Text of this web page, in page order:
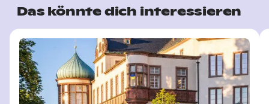
Das könnte dich interessieren